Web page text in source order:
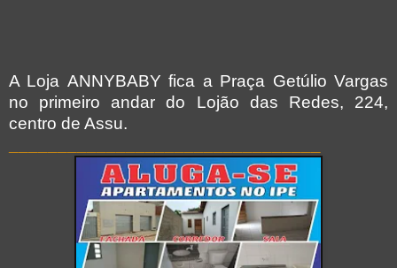
A Loja ANNYBABY fica a Praça Getúlio Vargas
no primeiro andar do Lojão das Redes, 224,
centro de Assu.